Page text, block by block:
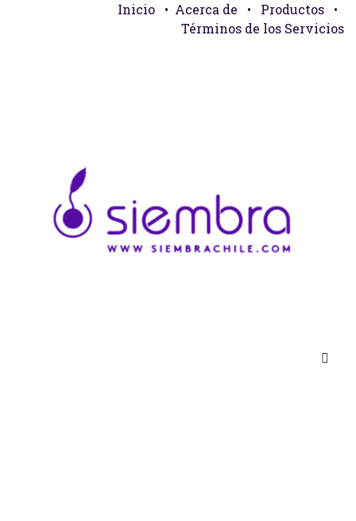
Inicio • Acerca de • Productos
•
Términos de los Servicios